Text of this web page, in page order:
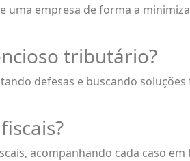
empresa de forma a
tributário?
defesas e buscando
acompanhando cada caso